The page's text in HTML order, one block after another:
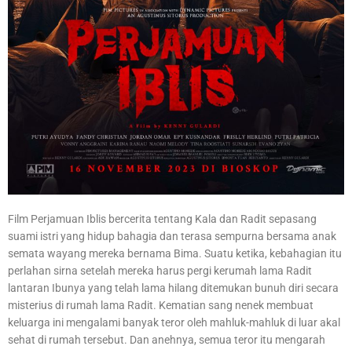
Film Perjamuan Iblis bercerita tentang Kala dan Radit sepasang
suami istri yang hidup bahagia dan terasa sempurna bersama anak
semata wayang mereka bernama Bima. Suatu ketika, kebahagian itu
perlahan sirna setelah mereka harus pergi kerumah lama Radit
lantaran Ibunya yang telah lama hilang ditemukan bunuh diri secara
misterius di rumah lama Radit. Kematian sang nenek membuat
keluarga ini mengalami banyak teror oleh mahluk-mahluk di luar akal
sehat di rumah tersebut. Dan anehnya, semua teror itu mengarah